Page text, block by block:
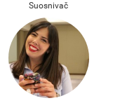
Suosnivač